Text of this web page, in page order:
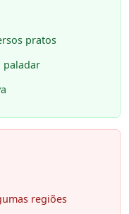
pratos
paladar
regiões